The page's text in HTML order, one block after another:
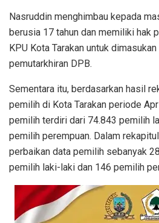
Nasruddin menghimbau kepada
berusia 17 tahun dan memiliki hak
KPU Kota Tarakan untuk
pemutarkhiran DPB.
Sementara itu, berdasarkan hasil
pemilih di Kota Tarakan periode
pemilih terdiri dari 74.843 pemilih
pemilih perempuan. Dalam
perbaikan data pemilih sebanyak
pemilih laki-laki dan 146 pemilih